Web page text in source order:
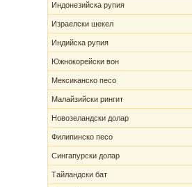
Индонезийска рупия
Израелски шекел
Индийска рупия
Южнокорейски вон
Мексиканско песо
Малайзийски рингит
Новозеландски долар
Филипинско песо
Сингапурски долар
Тайландски бат